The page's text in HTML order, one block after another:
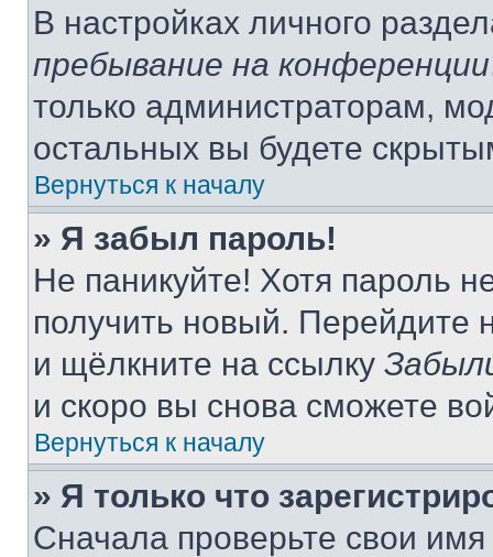
В настройках личного
пребывание на конференции
только администраторам,
остальных вы будете
Вернуться к началу
» Я забыл пароль!
Не паникуйте! Хотя пароль
получить новый. Перейдите
и щёлкните на ссылку
и скоро вы снова сможете
Вернуться к началу
» Я только что
Сначала проверьте свои